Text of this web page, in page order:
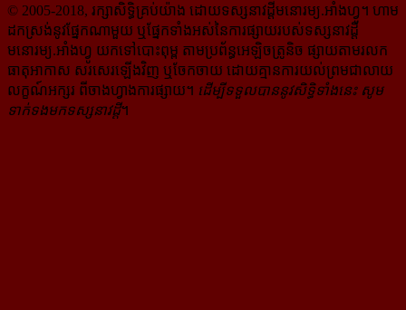
© 2005-2018, រក្សាសិទ្ធិគ្រប់យ៉ាង ដោយទស្សនាវដ្ដី​មនោរម្យ.អាំងហ្វូ។ ហាម​
ដក​ស្រង់​នូវ​ផ្នែក​ណា​មួយ​ ឬ​ផ្នែក​ទាំង​អស់​នៃ​ការ​ផ្សាយ​របស់​ទស្សនាវដ្ដី​​
មនោរម្យ.អាំងហ្វូ យក​ទៅ​​បោះពុម្ព តាម​ប្រព័ន្ធ​អេឡិច​ត្រូនិច ផ្សាយ​តាម​រលក​
ធាតុអាកាស សរសេរ​ឡើង​វិញ ឬ​ចែក​ចាយ​ ដោយ​គ្មាន​ការ​យល់ព្រមជា​លាយ​
លក្ខណ៍​អក្សរ​ ពី​ចាងហ្វាង​ការ​ផ្សាយ​។ ដើម្បី​ទទួល​បាននូវសិទ្ធិ​ទាំងនេះ សូម​
ទាក់​ទង​មក​ទស្សនាវដ្ដី។